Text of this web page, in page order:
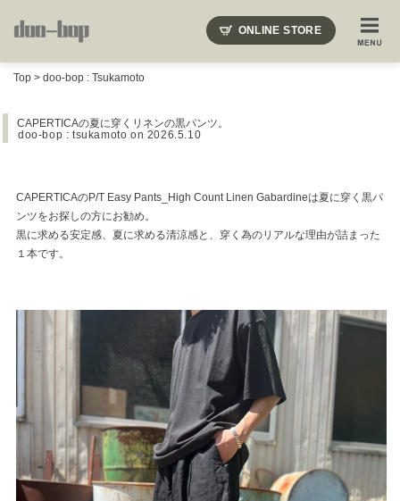
ONLINE STORE
Top > doo-bop : Tsukamoto
CAPERTICAの夏に穿くリネンの黒パンツ。
doo-bop : tsukamoto on 2026.5.10
CAPERTICAのP/T Easy Pants_High Count Linen Gabardineは夏に穿く黒パ
ンツをお探しの方にお勧め。
黒に求める安定感、夏に求める清涼感と、穿く為のリアルな理由が詰まった
１本です。